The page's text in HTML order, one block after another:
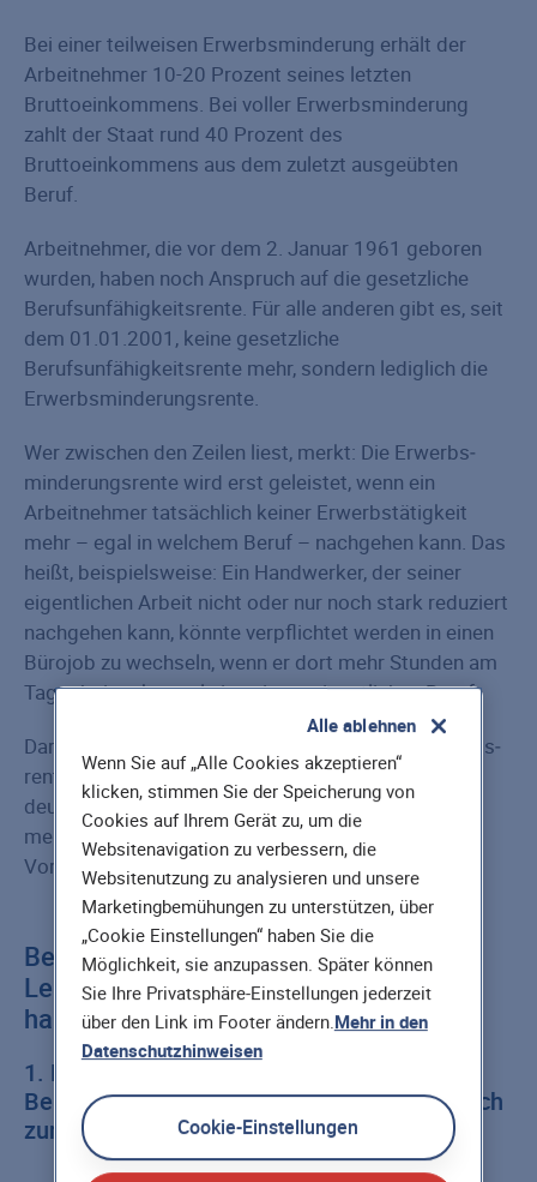
Bei einer teilweisen Erwerbsminderung erhält der
Arbeitnehmer 10-20 Prozent seines letzten
Bruttoeinkommens. Bei voller Erwerbsminderung
zahlt der Staat rund 40 Prozent des
Bruttoeinkommens aus dem zuletzt ausgeübten
Beruf.
Arbeitnehmer, die vor dem 2. Januar 1961 geboren
wurden, haben noch Anspruch auf die gesetzliche
Berufsunfähigkeitsrente. Für alle anderen gibt es, seit
dem 01.01.2001, keine gesetzliche
Berufsunfähigkeitsrente mehr, sondern lediglich die
Erwerbs­minderungs­rente.
Wer zwischen den Zeilen liest, merkt: Die Erwerbs­
minderungs­rente wird erst geleistet, wenn ein
Arbeitnehmer tatsächlich keiner Erwerbstätigkeit
mehr – egal in welchem Beruf – nachgehen kann. Das
heißt, beispielsweise: Ein Handwerker, der seiner
eigentlichen Arbeit nicht oder nur noch stark reduziert
nachgehen kann, könnte verpflichtet werden in einen
Bürojob zu wechseln, wenn er dort mehr Stunden am
Tag arbeiten kann als in seinem eigentlichen Beruf.
Darüber hinaus ist die Höhe der Erwerbs­minderungs­
rente im Vergleich zum regulären Einkommen ein
deutlicher Einschnitt in die finanzielle Situation der
meisten Arbeitnehmer. Und hier kommt die private
Vorsorge ins Spiel.
Berufsunfähigkeitsversicherung: Den
Lebensstandard auch im Fall der Fälle
halten
1. Der Vorteil der
Berufsunfähigkeitsversicherung im Vergleich
zur staatlichen Leistung
Wenn Sie auf „Alle Cookies akzeptieren“
klicken, stimmen Sie der Speicherung von
Cookies auf Ihrem Gerät zu, um die
Websitenavigation zu verbessern, die
Websitenutzung zu analysieren und unsere
Marketingbemühungen zu unterstützen, über
„Cookie Einstellungen“ haben Sie die
Möglichkeit, sie anzupassen. Später können
Sie Ihre Privatsphäre-Einstellungen jederzeit
über den Link im Footer ändern.Mehr in den
Datenschutzhinweisen
Cookie-Einstellungen
Alle ablehnen